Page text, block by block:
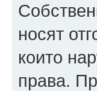
носят
които
права.